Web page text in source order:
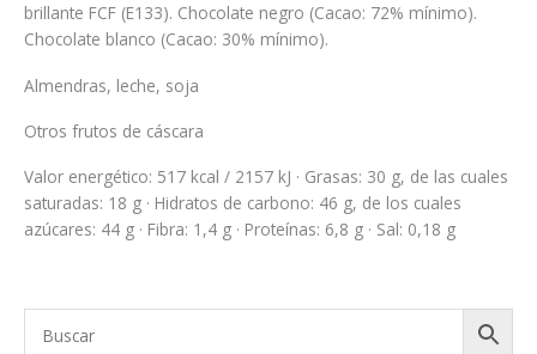
brillante FCF (E133). Chocolate negro (Cacao: 72% mínimo).
Chocolate blanco (Cacao: 30% mínimo).
Almendras, leche, soja
Otros frutos de cáscara
Valor energético: 517 kcal / 2157 kJ · Grasas: 30 g, de las cuales
saturadas: 18 g · Hidratos de carbono: 46 g, de los cuales
azúcares: 44 g · Fibra: 1,4 g · Proteínas: 6,8 g · Sal: 0,18 g